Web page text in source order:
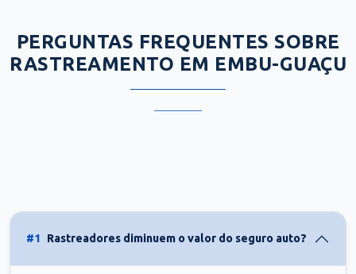
PERGUNTAS FREQUENTES SOBRE
RASTREAMENTO EM EMBU-GUAÇU
#1 Rastreadores diminuem o valor do seguro auto?